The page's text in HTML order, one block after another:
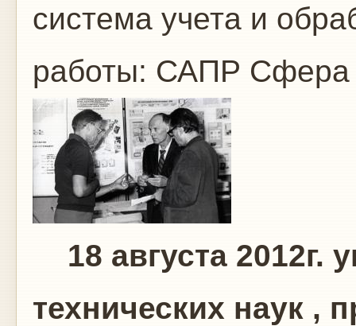
система учета и
работы: САПР Сфера
18 августа 2012г.
технических наук ,